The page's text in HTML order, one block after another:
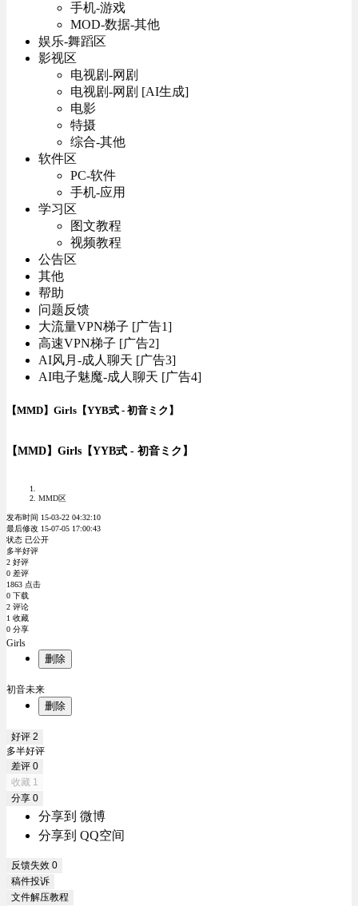
手机-游戏
MOD-数据-其他
娱乐-舞蹈区
影视区
电视剧-网剧
电视剧-网剧 [AI生成]
电影
特摄
综合-其他
软件区
PC-软件
手机-应用
学习区
图文教程
视频教程
公告区
其他
帮助
问题反馈
大流量VPN梯子 [广告1]
高速VPN梯子 [广告2]
AI风月-成人聊天 [广告3]
AI电子魅魔-成人聊天 [广告4]
【MMD】Girls【YYB式 - 初音ミク】
【MMD】Girls【YYB式 - 初音ミク】
MMD区
发布时间 15-03-22 04:32:10
最后修改 15-07-05 17:00:43
状态 已公开
多半好评
2 好评
0 差评
1863 点击
0 下载
2 评论
1 收藏
0 分享
Girls
删除
初音未来
删除
好评 2
多半好评
差评 0
收藏 1
分享 0
分享到 微博
分享到 QQ空间
反馈失效 0
稿件投诉
文件解压教程